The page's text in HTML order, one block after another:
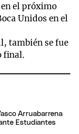
el próximo
Unidos en el
también se fue
final.
Arruabarrena
Estudiantes